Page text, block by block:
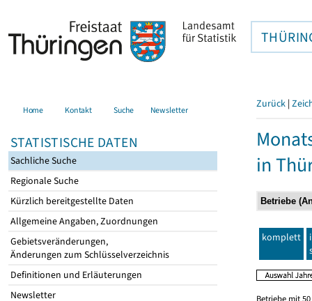
Home Kontakt Suche Newsletter
STATISTISCHE DATEN
Sachliche Suche
Regionale Suche
Kürzlich bereitgestellte Daten
Allgemeine Angaben, Zuordnungen
Gebietsveränderungen,
Änderungen zum Schlüsselverzeichnis
Definitionen und Erläuterungen
Newsletter
Zurück |
in
komplett